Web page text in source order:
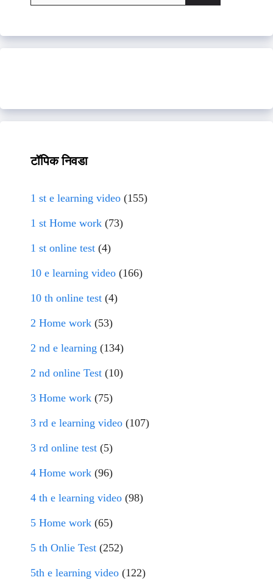
for:
टॉपिक निवडा
1 st e learning video (155)
1 st Home work (73)
1 st online test (4)
10 e learning video (166)
10 th online test (4)
2 Home work (53)
2 nd e learning (134)
2 nd online Test (10)
3 Home work (75)
3 rd e learning video (107)
3 rd online test (5)
4 Home work (96)
4 th e learning video (98)
5 Home work (65)
5 th Onlie Test (252)
5th e learning video (122)